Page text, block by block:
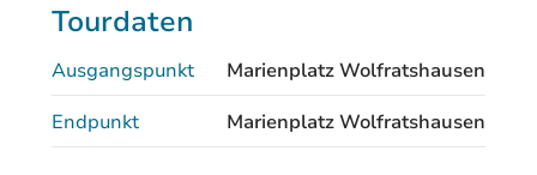
Tourdaten
Ausgangspunkt
Marienplatz Wolfratshausen
Endpunkt
Marienplatz Wolfratshausen